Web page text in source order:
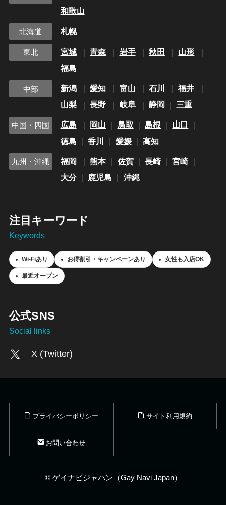
和歌山
北海道 札幌
東北 宮城 青森 岩手 秋田
山形
福島
中部 新潟 愛知 富山 石川
福井
山梨
長野 岐阜 静岡 三重
中国・四国 広島 岡山 鳥取 島根
山口
徳島
香川 愛媛 高知
九州・沖縄 福岡 熊本 佐賀 長崎
宮崎
大分
鹿児島 沖縄
注目キーワード
Keywords
Wi-Fiあり お得割引・キャンペーンあり 女性も入店OK
最近オープン
公式SNS
Social links
X (Twitter)
プライバシーポリシー サイト利用規約
お問い合わせ
©ゲイナビジャパン（Gay Navi Japan）